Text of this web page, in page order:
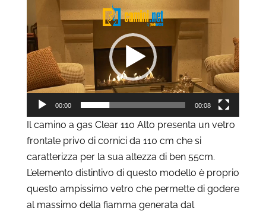
Player
00:00 00:08
Il camino a gas Clear 110 Alto presenta un vetro
frontale privo di cornici da 110 cm che si
caratterizza per la sua altezza di ben 55cm.
L’elemento distintivo di questo modello è proprio
questo ampissimo vetro che permette di godere
al massimo della fiamma generata dal